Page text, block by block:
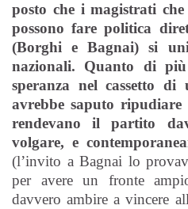
posto che i magistrati
possono fare politica
(Borghi e Bagnai) si
nazionali. Quanto di
speranza nel cassetto
avrebbe saputo
rendevano il partito
volgare, e
(l’invito a Bagnai lo
per avere un fronte
davvero ambire a vincere